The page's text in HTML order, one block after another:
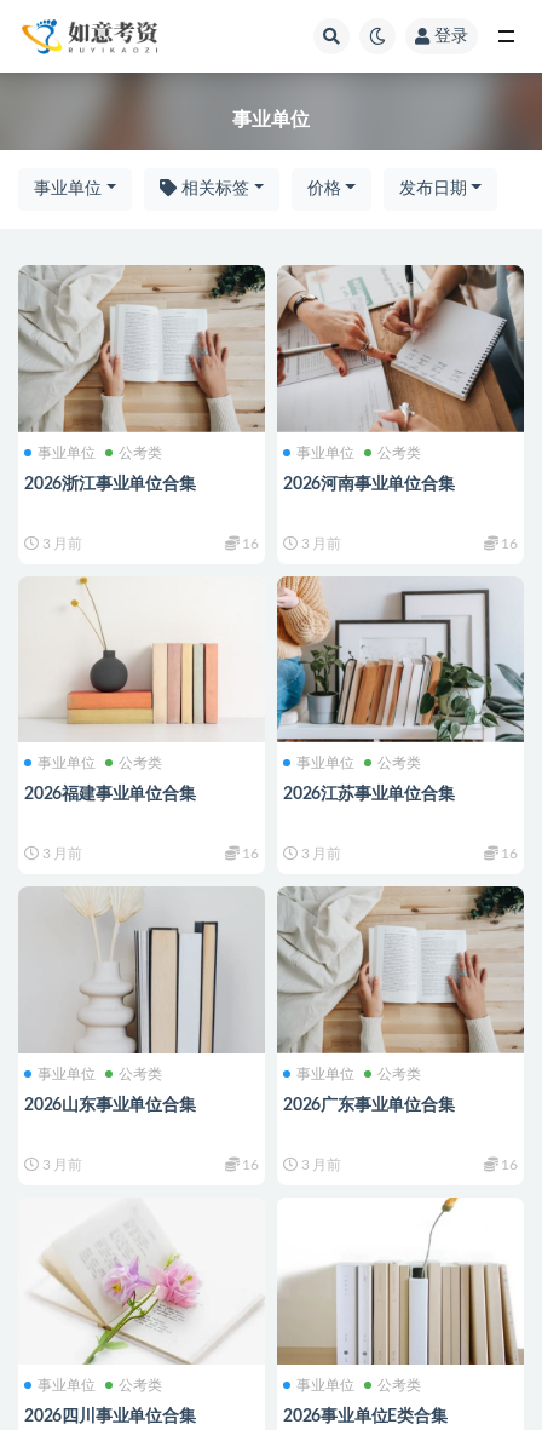
登录
事业单位
事业单位 相关标签 价格 发布日期
事业单位 公考类
2026浙江事业单位合集
3 月前 16
事业单位 公考类
2026河南事业单位合集
3 月前 16
事业单位 公考类
2026福建事业单位合集
3 月前 16
事业单位 公考类
2026江苏事业单位合集
3 月前 16
事业单位 公考类
2026山东事业单位合集
3 月前 16
事业单位 公考类
2026广东事业单位合集
3 月前 16
事业单位 公考类
2026四川事业单位合集
事业单位 公考类
2026事业单位E类合集